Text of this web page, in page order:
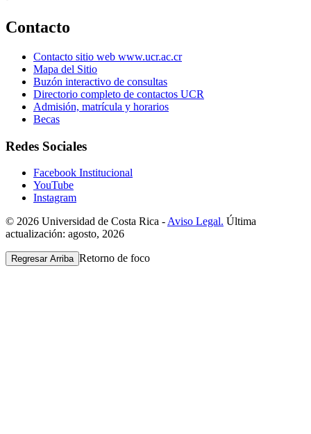
Contacto
Contacto sitio web www.ucr.ac.cr
Mapa del Sitio
Buzón interactivo de consultas
Directorio completo de contactos UCR
Admisión, matrícula y horarios
Becas
Redes Sociales
Facebook Institucional
YouTube
Instagram
© 2026 Universidad de Costa Rica - Aviso Legal. Última
actualización: agosto, 2026
Regresar Arriba Retorno de foco